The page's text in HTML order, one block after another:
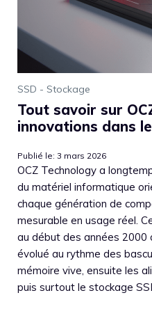
SSD - Stockage
Tout savoir sur
innovations dans
Publié le: 3 mars 2026
OCZ Technology a
du matériel informatique
chaque génération de
mesurable en usage réel.
au début des années 2000
évolué au rythme des
mémoire vive, ensuite les
puis surtout le stockage